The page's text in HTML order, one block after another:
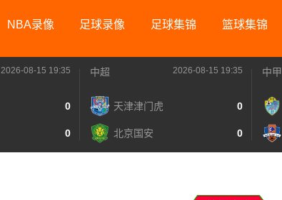
NBA录像 足球录像 足球集锦 篮球集锦
2026-08-15 19:35
0
0
中超 2026-08-15 19:35
天津津门虎 0
北京国安 0
中甲